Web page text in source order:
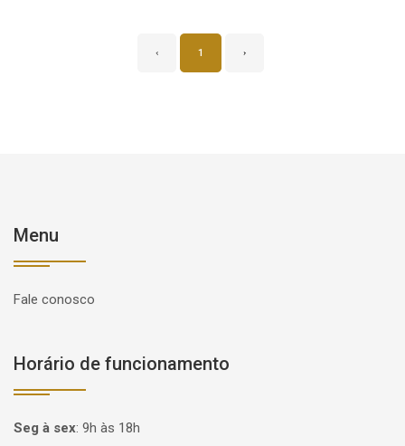
‹ 1 ›
Menu
Fale conosco
Horário de funcionamento
Seg à sex: 9h às 18h